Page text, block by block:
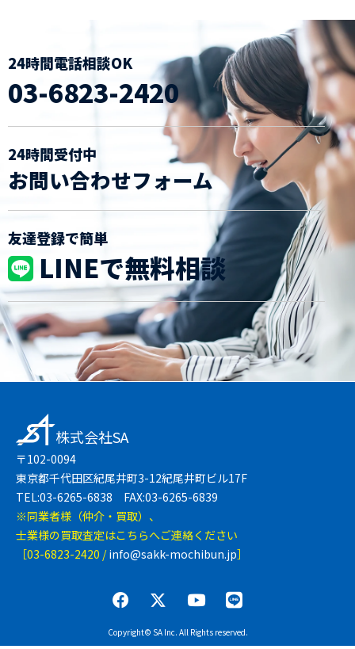
24時間電話相談OK
03-6823-2420
24時間受付中
お問い合わせフォーム
友達登録で簡単
LINEで無料相談
株式会社SA
〒102-0094
東京都千代田区紀尾井町3-12紀尾井町ビル17F
TEL:03-6265-6838 FAX:03-6265-6839
※同業者様（仲介・買取）、
士業様の買取査定はこちらへご連絡ください
［03-6823-2420 /info@sakk-mochibun.jp］
Copyright© SA Inc. All Rights reserved.